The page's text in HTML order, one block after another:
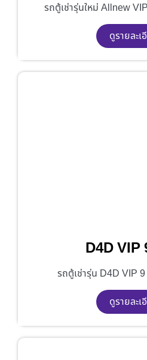
รถตู้เช่ารุ่นใหม่ Allnew
ดูรายละเ
D4D VIP
รถตู้เช่ารุ่น D4D VIP
ดูรายละเ